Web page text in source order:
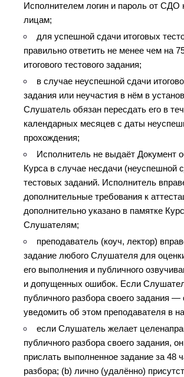
Исполнителем логин и пароль от СДО
лицам;
для успешной сдачи итоговых
правильно ответить не менее чем на
итогового тестового задания;
в случае неуспешной сдачи
задания или неучастия в нём в
Слушатель обязан пересдать его в
календарных месяцев с даты
прохождения;
Исполнитель не выдаёт Документ
Курса в случае несдачи (неуспешной
тестовых заданий. Исполнитель
дополнительные требования к
дополнительно указано в памятке
Слушателям;
преподаватель (коуч, лектор)
задание любого Слушателя для
его выполнения и публичного
и допущенных ошибок. Если
публичного разбора своего задания —
уведомить об этом преподавателя в
если Слушатель желает
публичного разбора своего задания,
прислать выполненное задание за 48
разбора; (b) лично (удалённо)